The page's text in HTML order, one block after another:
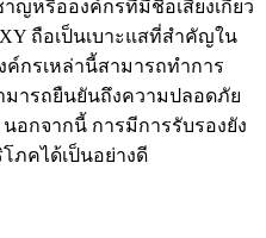
ญหรือองค์กรที่มีชื่อเสียงเกี่ยว
ถือเป็นเบาะแสที่สำคัญใน
กรเหล่านี้สามารถทำการ
ารถยืนยันถึงความปลอดภัย
กจากนี้ การมีการรับรองยัง
ภคได้เป็นอย่างดี